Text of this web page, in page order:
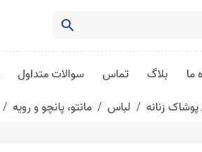
search
ما بلاگ تماس سوالات متداول
پوشاک زنانه لباس مانتو، پانچو و رویه